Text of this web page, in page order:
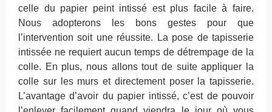
celle du papier peint intissé est plus facile à faire.
Nous adopterons les bons gestes pour que
l’intervention soit une réussite. La pose de tapisserie
intissée ne requiert aucun temps de détrempage de la
colle. En plus, nous allons tout de suite appliquer la
colle sur les murs et directement poser la tapisserie.
L’avantage d’avoir du papier intissé, c’est de pouvoir